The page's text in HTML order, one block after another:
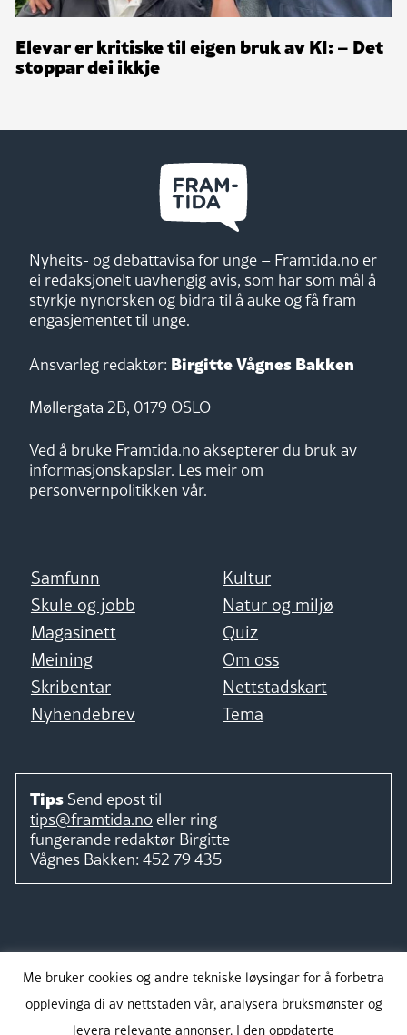
Elevar er kritiske til eigen bruk av KI: – Det
stoppar dei ikkje
Nyheits- og debattavisa for unge – Framtida.no er
ei redaksjonelt uavhengig avis, som har som mål å
styrkje nynorsken og bidra til å auke og få fram
engasjementet til unge.
Ansvarleg redaktør: Birgitte Vågnes Bakken
Møllergata 2B, 0179 OSLO
Ved å bruke Framtida.no aksepterer du bruk av
informasjonskapslar. Les meir om
personvernpolitikken vår.
Samfunn
Kultur
Skule og jobb
Natur og miljø
Magasinett
Quiz
Meining
Om oss
Skribentar
Nettstadskart
Nyhendebrev
Tema
Tips Send epost til
tips@framtida.no eller ring
fungerande redaktør Birgitte
Vågnes Bakken: 452 79 435
Me bruker cookies og andre tekniske løysingar for å forbetra
opplevinga di av nettstaden vår, analysera bruksmønster og
levera relevante annonser. I den oppdaterte